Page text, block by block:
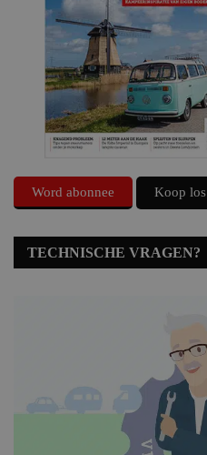
Word abonnee Koop los
TECHNISCHE VRAGEN?